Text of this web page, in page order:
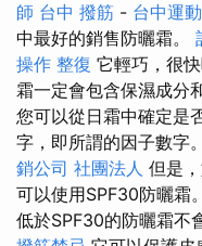
師 台中 撥筋 - 台中運
中最好的銷售防曬霜。
操作 整復 它輕巧，很
霜一定會包含保濕成分
您可以從日霜中確定是
字，即所謂的因子數字。
銷公司 社團法人 但是
可以使用SPF30防曬霜。
低於SPF30的防曬霜不